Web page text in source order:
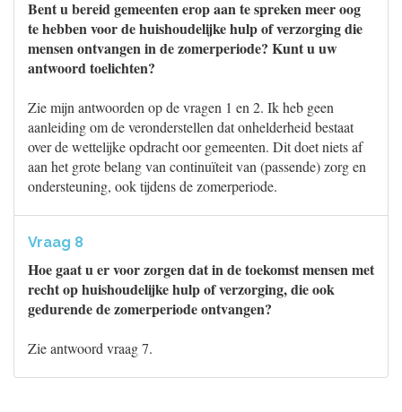
Bent u bereid gemeenten erop aan te spreken meer oog
te hebben voor de huishoudelijke hulp of verzorging die
mensen ontvangen in de zomerperiode? Kunt u uw
antwoord toelichten?
Zie mijn antwoorden op de vragen 1 en 2. Ik heb geen
aanleiding om de veronderstellen dat onhelderheid bestaat
over de wettelijke opdracht oor gemeenten. Dit doet niets af
aan het grote belang van continuïteit van (passende) zorg en
ondersteuning, ook tijdens de zomerperiode.
Vraag 8
Hoe gaat u er voor zorgen dat in de toekomst mensen met
recht op huishoudelijke hulp of verzorging, die ook
gedurende de zomerperiode ontvangen?
Zie antwoord vraag 7.